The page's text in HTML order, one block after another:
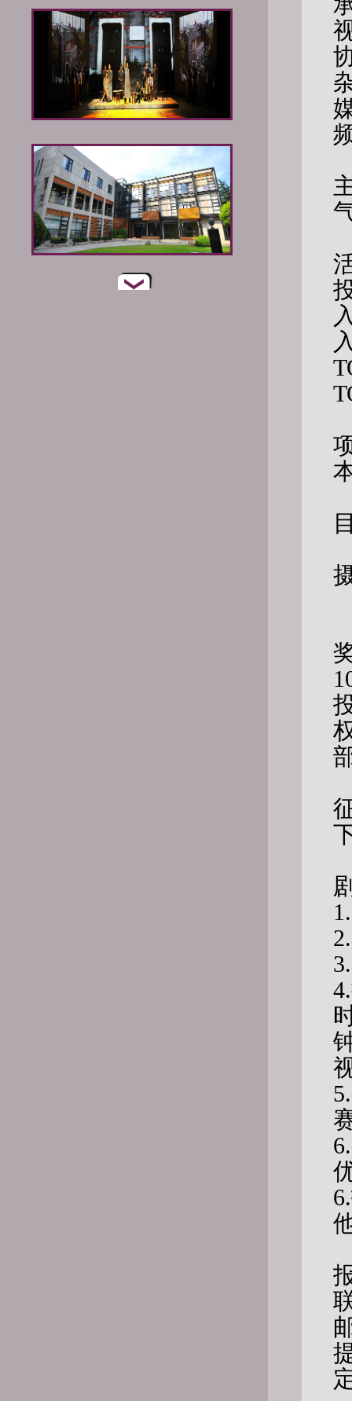
1.
2.
3.
4.
5.
6.
6.